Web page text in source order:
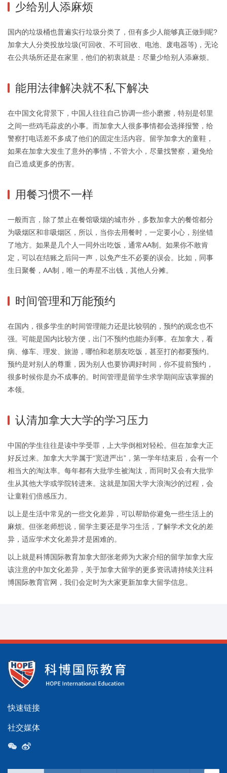
少给别人添麻烦
国内的垃圾桶也普遍实行垃圾分类了，但有多少人能够真正做到呢?
加拿大人分类投放垃圾(可回收、不可回收、电池、废电器等)，无论
在公共场所还是在家里，他们的初衷就是：尽量少给别人添麻烦。
能用法律解决就不私下解决
在中国文化背景下，中国人往往自己协调一些小磨擦，特别是邻里
之间一些鸡毛蒜皮的小事。而加拿大人很多事情都会选择报警，给
警察打电话差不多成了他们的固定生活内容。留学加拿大的童鞋，
如果在加拿大发生了意外的事情，不管大小，尽量找警察，避免给
自己造成更多的伤害。
用餐习惯不一样
一般而言，除了禁止在餐馆吸烟的城市外，多数加拿大的餐馆都分
为吸烟区和非吸烟区，所以，当你去用餐时，一定要小心，别坐错
了地方。如果是几个人一同外出吃饭，通常AA制。如果你不敢肯
定，可以在结账之后问一声，以免产生不必要的误会。比如，同事
生日聚餐，AA制，唯一的寿星不出钱，其他人分摊。
时间管理和万能预约
在国内，很多学生的时间管理能力还是比较弱的，预约的观念也不
强。可能是国内比较方便，出门不预约也能办到事。在加拿大，看
病、修车、理发、旅游，哪怕和老朋友吃饭，甚至打的都要预约。
预约是对别人的尊重，因为别人也要协调好时间，你不提前预约，
很多时候你是办不成事的。时间管理是留学生求学期间应该掌握的
本领。
认清加拿大大学的学习压力
中国的学生往往是读中学受罪，上大学倒相对轻松。但在加拿大正
好反过来。加拿大大学属于“宽进严出”，第一学年结束后，会有一个
相当大的淘汰率。每年都有大批学生被淘汰，而同时又会有大批学
生从其他大学或学院转进来。这就是加国大学大浪淘沙的过程，会
让童鞋们倍感压力。
以上是生活中常见的一些文化差异，可以帮助你避免一些生活上的
麻烦。但张老师想说，留学主要还是学习生活，了解学术文化的差
异，适应学术文化差异才是困难的。
以上就是科博国际教育加拿大部张老师为大家介绍的留学加拿大应
该注意的中加文化差异，关于加拿大留学的更多资讯请持续关注科
博国际教育官网，我们会定时为大家更新加拿大留学信息。
快速链接
社交媒体